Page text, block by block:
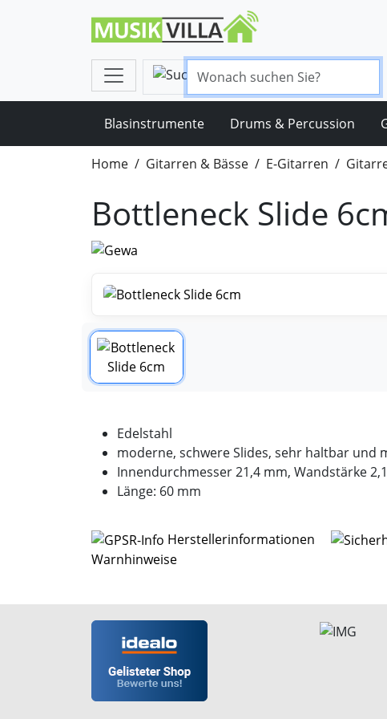
Blasinstrumente Drums & Percussion
Home Gitarren & Bässe E-Gitarren
Bottleneck Slide
Edelstahl
moderne, schwere Slides, sehr haltbar und
Innendurchmesser 21,4 mm, Wandstärke
Länge: 60 mm
Herstellerinformationen
Warnhinweise